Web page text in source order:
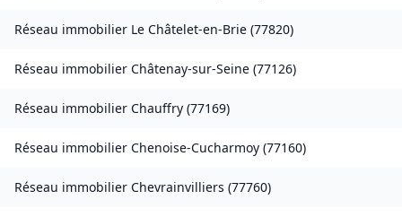
Réseau immobilier Le Châtelet-en-Brie (77820)
Réseau immobilier Châtenay-sur-Seine (77126)
Réseau immobilier Chauffry (77169)
Réseau immobilier Chenoise-Cucharmoy (77160)
Réseau immobilier Chevrainvilliers (77760)